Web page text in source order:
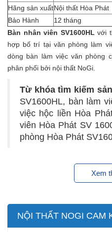
Hãng sản xuấtNội thất Hòa Phát
Bảo Hành
12 tháng
Bàn nhân viên SV1600HL với
hợp bố trí tại văn phòng làm
dòng bàn làm việc văn phòng
phân phối bởi nội thất NoGi.
Từ khóa tìm kiếm
SV1600HL, bàn làm
việc hộc liền Hòa
viên Hòa Phát SV
phòng Hòa Phát
Xem
NỘI THẤT NOGI CAM